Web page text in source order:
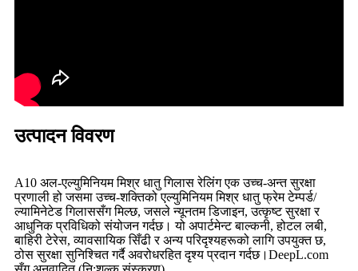
उत्पादन विवरण
A10 अल-एल्युमिनियम मिश्र धातु गिलास रेलिंग एक उच्च-अन्त सुरक्षा
प्रणाली हो जसमा उच्च-शक्तिको एल्युमिनियम मिश्र धातु फ्रेम टेम्पर्ड/
ल्यामिनेटेड गिलाससँग मिल्छ, जसले न्यूनतम डिजाइन, उत्कृष्ट सुरक्षा र
आधुनिक प्रविधिको संयोजन गर्दछ। यो अपार्टमेन्ट बाल्कनी, होटल लबी,
बाहिरी टेरेस, व्यावसायिक सिँढी र अन्य परिदृश्यहरूको लागि उपयुक्त छ,
ठोस सुरक्षा सुनिश्चित गर्दै अवरोधरहित दृश्य प्रदान गर्दछ। DeepL.com